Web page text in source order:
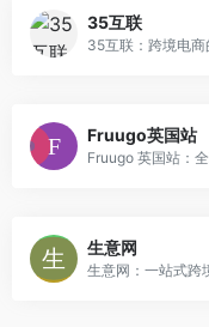
35互联
35互联：跨境电商
Fruugo英国站
Fruugo 英国站：
生意网
生意网：一站式跨